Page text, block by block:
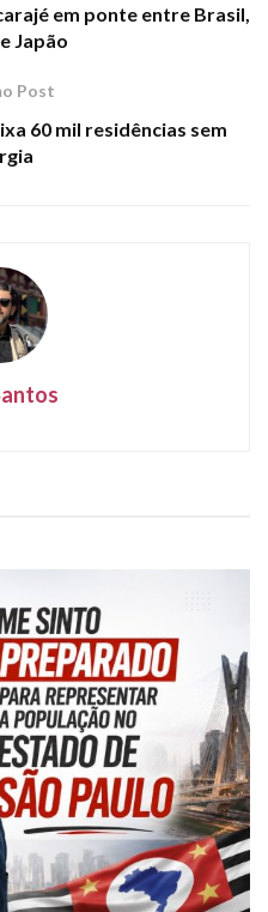
em ponte entre Brasil,
Japão
Post
60 mil residências sem